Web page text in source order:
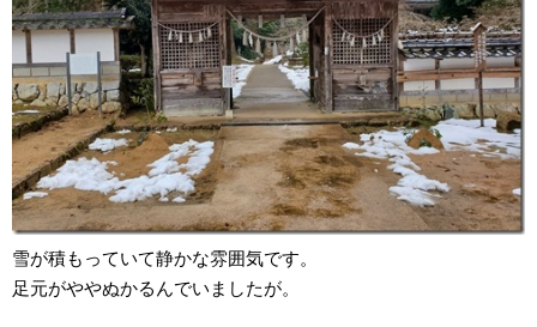
雪が積もっていて静かな雰囲気です。
足元がややぬかるんでいましたが。